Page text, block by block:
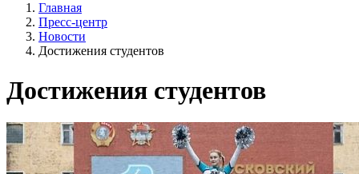
Главная
Пресс-центр
Новости
Достижения студентов
Достижения студентов